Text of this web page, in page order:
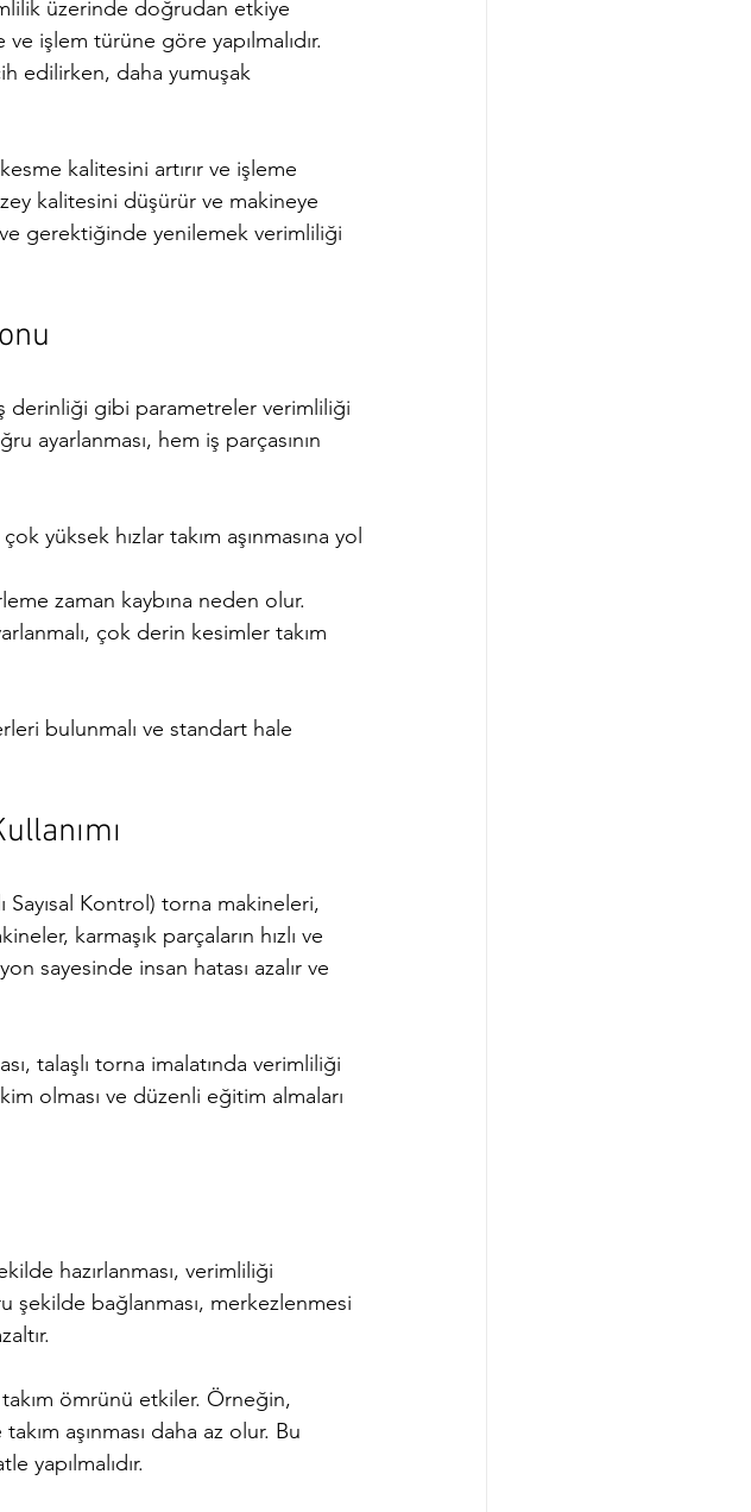
üzerinde doğrudan etkiye
işlem türüne göre yapılmalıdır.
edilirken, daha yumuşak
kalitesini artırır ve işleme
kalitesini düşürür ve makineye
gerektiğinde yenilemek verimliliği
derinliği gibi parametreler verimliliği
ayarlanması, hem iş parçasının
yüksek hızlar takım aşınmasına yol
zaman kaybına neden olur.
çok derin kesimler takım
bulunmalı ve standart hale
Sayısal Kontrol) torna makineleri,
karmaşık parçaların hızlı ve
sayesinde insan hatası azalır ve
talaşlı torna imalatında verimliliği
olması ve düzenli eğitim almaları
hazırlanması, verimliliği
şekilde bağlanması, merkezlenmesi
ömrünü etkiler. Örneğin,
aşınması daha az olur. Bu
yapılmalıdır.